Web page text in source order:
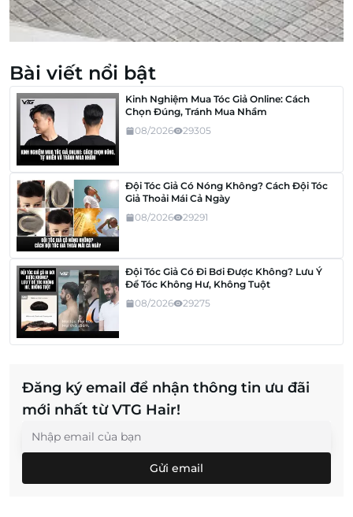
Bài viết nổi bật
Kinh Nghiệm Mua Tóc Giả Online: Cách
Chọn Đúng, Tránh Mua Nhầm
08/2026
29305
Đội Tóc Giả Có Nóng Không? Cách Đội Tóc
Giả Thoải Mái Cả Ngày
08/2026
29291
Đội Tóc Giả Có Đi Bơi Được Không? Lưu Ý
Để Tóc Không Hư, Không Tuột
08/2026
29275
Đăng ký email để nhận thông tin ưu đãi
mới nhất từ VTG Hair!
Gửi email